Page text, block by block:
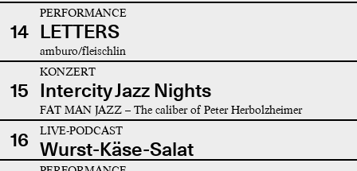
14
PERFORMANCE
LETTERS
amburo/fleischlin
15
KONZERT
Intercity Jazz Nights
FAT MAN JAZZ – The caliber of Peter Herbolzheimer
16 LIVE-PODCAST
Wurst-Käse-Salat